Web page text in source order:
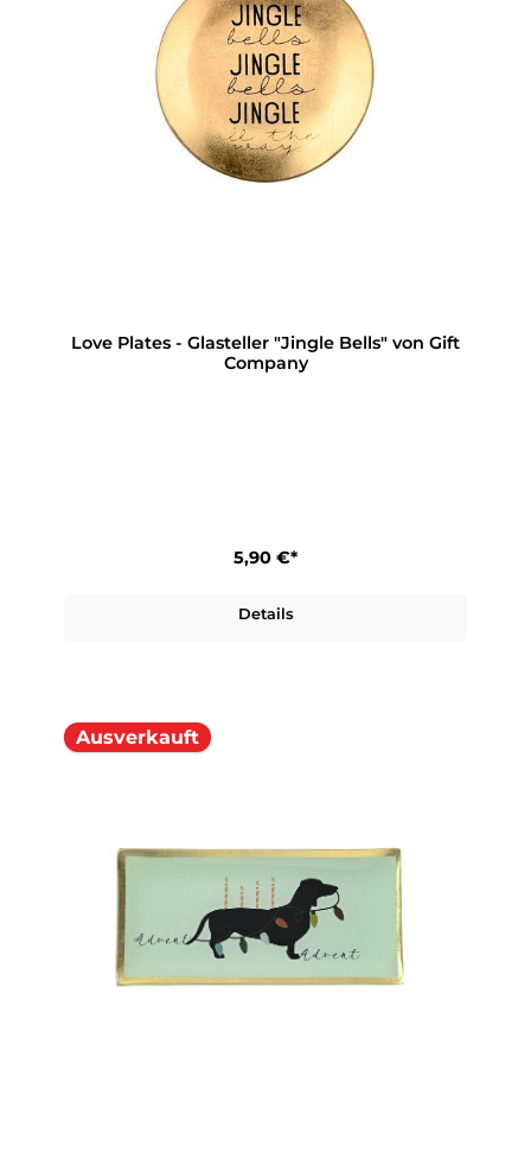
Love Plates - Glasteller "Jingle Bells" von Gift
Company
5,90 €*
Details
Ausverkauft